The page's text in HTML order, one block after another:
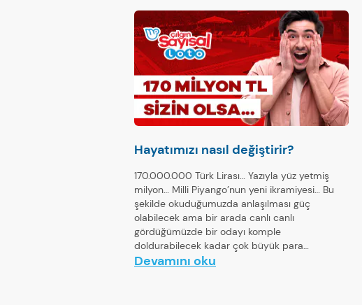
Hayatımızı nasıl değiştirir?
170.000.000 Türk Lirası… Yazıyla yüz yetmiş
milyon… Milli Piyango’nun yeni ikramiyesi… Bu
şekilde okuduğumuzda anlaşılması güç
olabilecek ama bir arada canlı canlı
gördüğümüzde bir odayı komple
doldurabilecek kadar çok büyük para…
Devamını oku